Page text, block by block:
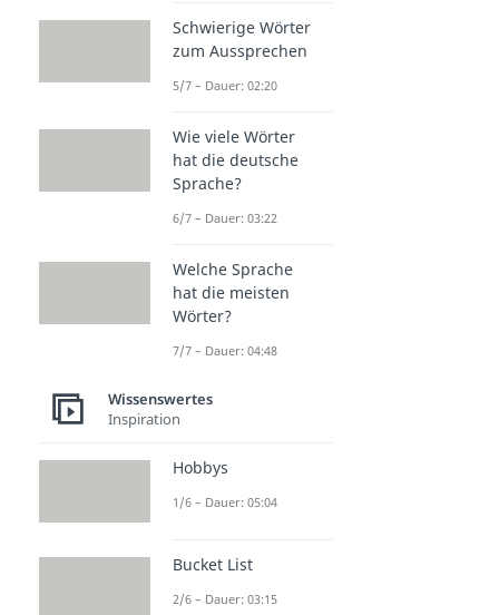
Schwierige Wörter
zum Aussprechen
5/7 – Dauer: 02:20
Wie viele Wörter
hat die deutsche
Sprache?
6/7 – Dauer: 03:22
Welche Sprache
hat die meisten
Wörter?
7/7 – Dauer: 04:48
Wissenswertes
Inspiration
Hobbys
1/6 – Dauer: 05:04
Bucket List
2/6 – Dauer: 03:15